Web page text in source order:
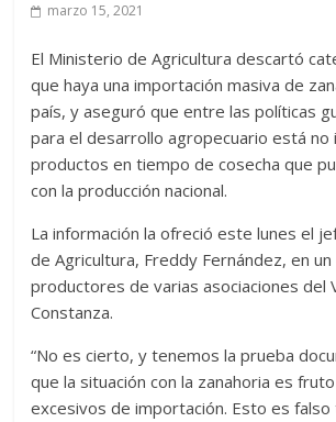
marzo 15, 2021
El Ministerio de Agricultura descartó
que haya una importación masiva de
país, y aseguró que entre las políticas
para el desarrollo agropecuario está
productos en tiempo de cosecha que
con la producción nacional.
La información la ofreció este lunes el
de Agricultura, Freddy Fernández, en
productores de varias asociaciones del
Constanza.
“No es cierto, y tenemos la prueba
que la situación con la zanahoria es
excesivos de importación. Esto es